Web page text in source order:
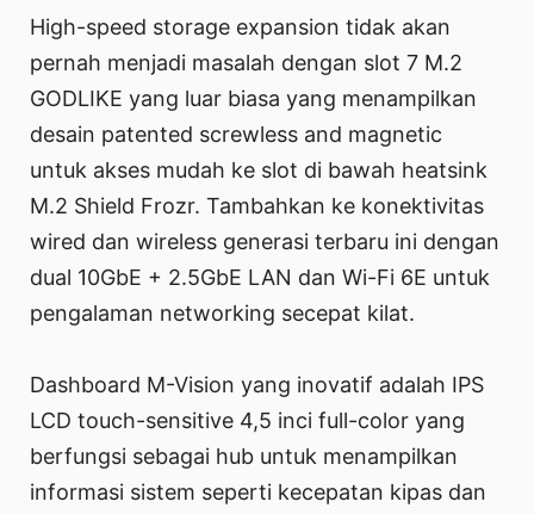
High-speed storage expansion tidak akan
pernah menjadi masalah dengan slot 7 M.2
GODLIKE yang luar biasa yang menampilkan
desain patented screwless and magnetic
untuk akses mudah ke slot di bawah heatsink
M.2 Shield Frozr. Tambahkan ke konektivitas
wired dan wireless generasi terbaru ini dengan
dual 10GbE + 2.5GbE LAN dan Wi-Fi 6E untuk
pengalaman networking secepat kilat.
Dashboard M-Vision yang inovatif adalah IPS
LCD touch-sensitive 4,5 inci full-color yang
berfungsi sebagai hub untuk menampilkan
informasi sistem seperti kecepatan kipas dan